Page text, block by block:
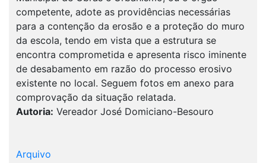
competente, adote as providências necessárias
para a contenção da erosão e a proteção do muro
da escola, tendo em vista que a estrutura se
encontra comprometida e apresenta risco iminente
de desabamento em razão do processo erosivo
existente no local. Seguem fotos em anexo para
comprovação da situação relatada.
Autoria: Vereador José Domiciano-Besouro
Arquivo